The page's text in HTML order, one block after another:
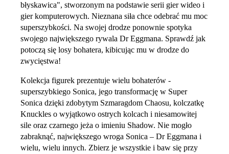
błyskawica", stworzonym na podstawie serii gier wideo i
gier komputerowych. Nieznana siła chce odebrać mu moc
superszybkości. Na swojej drodze ponownie spotyka
swojego największego rywala Dr Eggmana. Sprawdź jak
potoczą się losy bohatera, kibicując mu w drodze do
zwycięstwa!
Kolekcja figurek prezentuje wielu bohaterów -
superszybkiego Sonica, jego transformację w Super
Sonica dzięki zdobytym Szmaragdom Chaosu, kolczatkę
Knuckles o wyjątkowo ostrych kolcach i niesamowitej
sile oraz czarnego jeża o imieniu Shadow. Nie mogło
zabraknąć, największego wroga Sonica – Dr Eggmana i
wielu, wielu innych. Zbierz je wszystkie i baw się przy